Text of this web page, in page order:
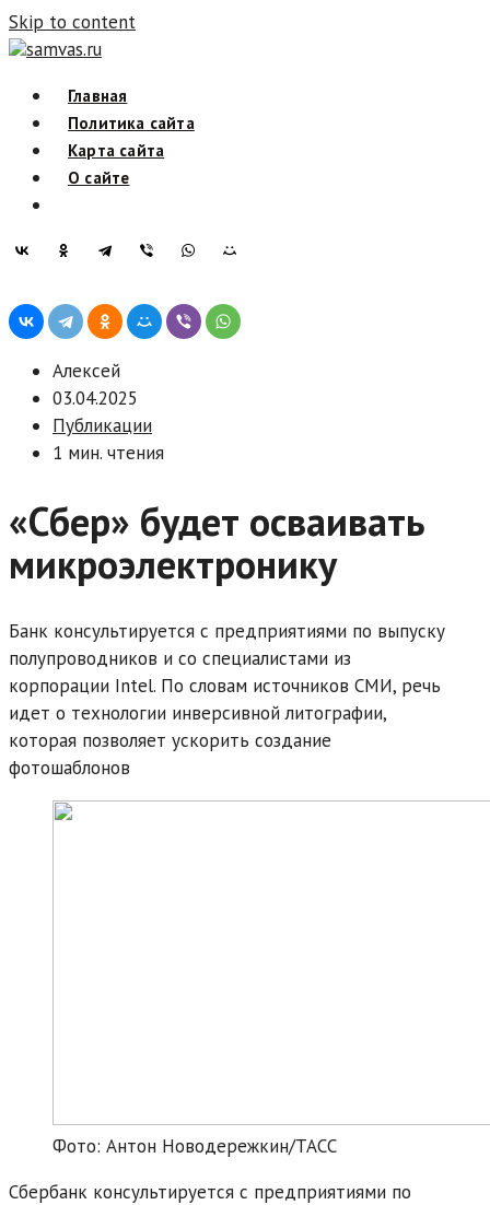
Skip to content
samvas.ru
Главная
Политика сайта
Карта сайта
О сайте
Алексей
03.04.2025
Публикации
1 мин. чтения
«Сбер» будет осваивать
микроэлектронику
Банк консультируется с предприятиями по выпуску
полупроводников и со специалистами из
корпорации Intel. По словам источников СМИ, речь
идет о технологии инверсивной литографии,
которая позволяет ускорить создание
фотошаблонов
Фото: Антон Новодережкин/ТАСС
Сбербанк консультируется с предприятиями по